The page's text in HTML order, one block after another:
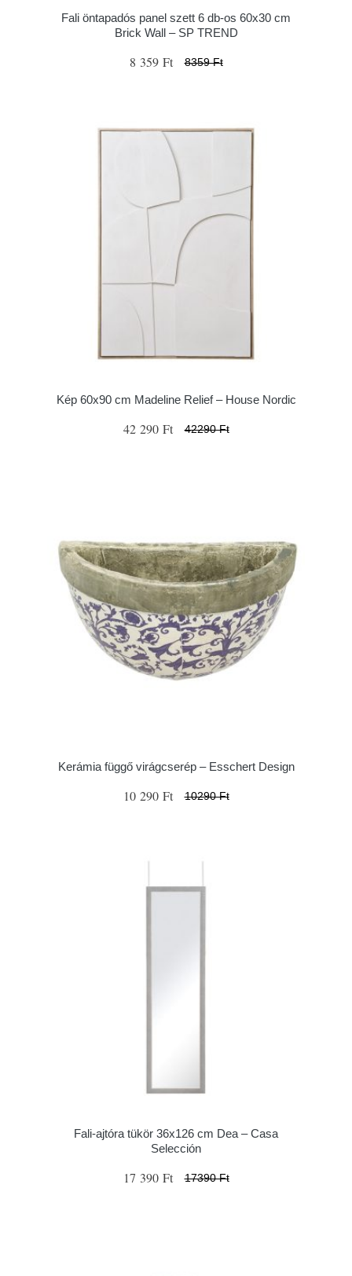
Fali öntapadós panel szett 6 db-os 60x30 cm
Brick Wall – SP TREND
8 359 Ft 8359 Ft
Kép 60x90 cm Madeline Relief – House Nordic
42 290 Ft 42290 Ft
Kerámia függő virágcserép – Esschert Design
10 290 Ft 10290 Ft
Fali-ajtóra tükör 36x126 cm Dea – Casa
Selección
17 390 Ft 17390 Ft